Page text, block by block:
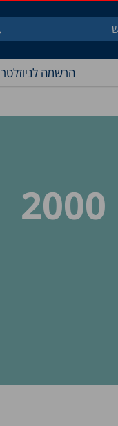
הרשמה לניוזלטר